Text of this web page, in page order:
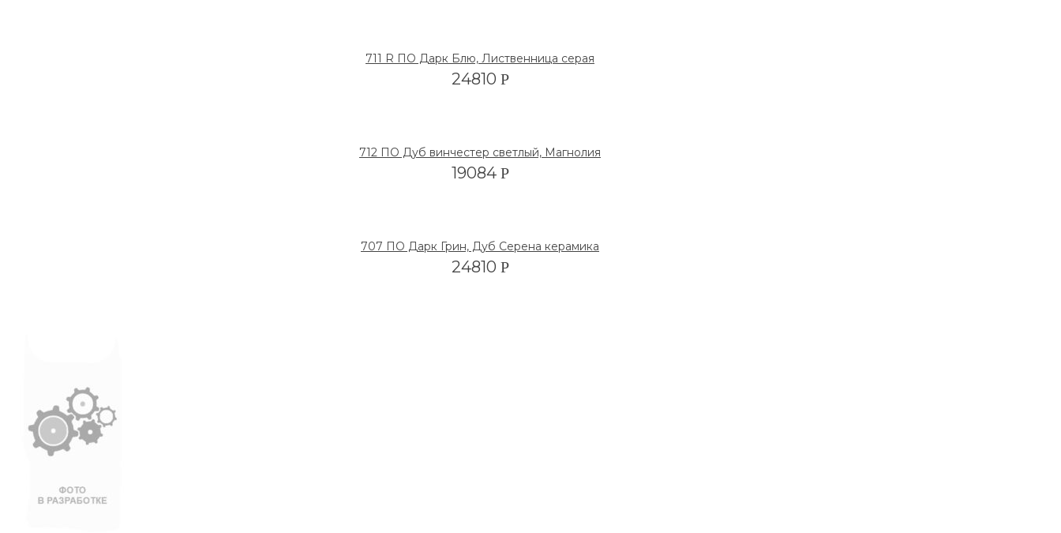
711 R ПО Дарк Блю, Лиственница серая
24810 Р
712 ПО Дуб винчестер светлый, Магнолия
19084 Р
707 ПО Дарк Грин, Дуб Серена керамика
24810 Р